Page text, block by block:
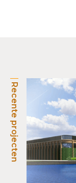
Recente projecten